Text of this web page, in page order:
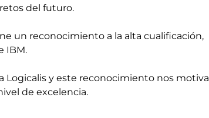
del futuro.
un reconocimiento a la alta cualificación,
IBM.
Logicalis y este reconocimiento nos motiva
de excelencia.